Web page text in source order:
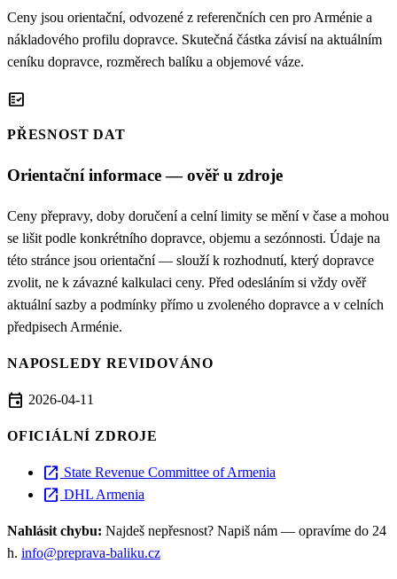
Ceny jsou orientační, odvozené z referenčních cen pro Arménie a
nákladového profilu dopravce. Skutečná částka závisí na aktuálním
ceníku dopravce, rozměrech balíku a objemové váze.
fact_check
PŘESNOST DAT
Orientační informace — ověř u zdroje
Ceny přepravy, doby doručení a celní limity se mění v čase a mohou
se lišit podle konkrétního dopravce, objemu a sezónnosti. Údaje na
této stránce jsou orientační — slouží k rozhodnutí, který dopravce
zvolit, ne k závazné kalkulaci ceny. Před odesláním si vždy ověř
aktuální sazby a podmínky přímo u zvoleného dopravce a v celních
předpisech Arménie.
NAPOSLEDY REVIDOVÁNO
event 2026-04-11
OFICIÁLNÍ ZDROJE
open_in_new State Revenue Committee of Armenia
open_in_new DHL Armenia
Nahlásit chybu: Najdeš nepřesnost? Napiš nám — opravíme do 24
h. info@preprava-baliku.cz